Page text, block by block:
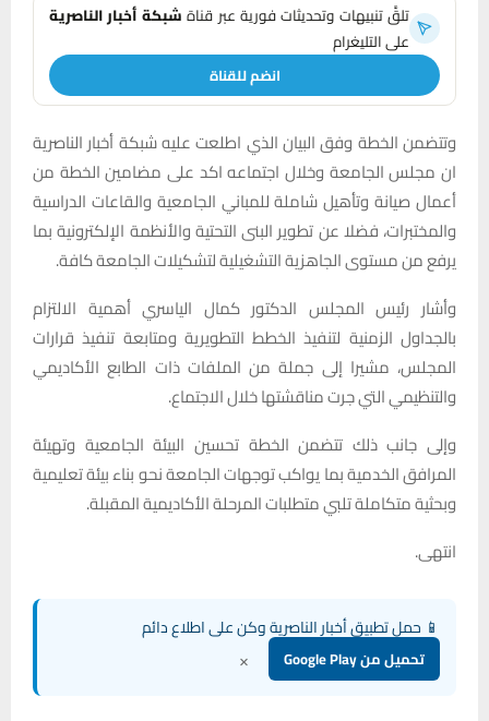
تلقَّ تنبيهات وتحديثات فورية عبر قناةشبكة أخبار الناصرية
على التليغرام
انضم للقناة
وتتضمن الخطة وفق البيان الذي اطلعت عليه شبكة أخبار الناصرية
ان مجلس الجامعة وخلال اجتماعه اكد على مضامين الخطة من
أعمال صيانة وتأهيل شاملة للمباني الجامعية والقاعات الدراسية
والمختبرات، فضلا عن تطوير البنى التحتية والأنظمة الإلكترونية بما
يرفع من مستوى الجاهزية التشغيلية لتشكيلات الجامعة كافة.
وأشار رئيس المجلس الدكتور كمال الياسري أهمية الالتزام
بالجداول الزمنية لتنفيذ الخطط التطويرية ومتابعة تنفيذ قرارات
المجلس، مشيرا إلى جملة من الملفات ذات الطابع الأكاديمي
والتنظيمي التي جرت مناقشتها خلال الاجتماع.
وإلى جانب ذلك تتضمن الخطة تحسين البيئة الجامعية وتهيئة
المرافق الخدمية بما يواكب توجهات الجامعة نحو بناء بيئة تعليمية
وبحثية متكاملة تلبي متطلبات المرحلة الأكاديمية المقبلة.
انتهى.
📱 حمل تطبيق أخبار الناصرية وكن على اطلاع دائم
تحميل من Google Play ×